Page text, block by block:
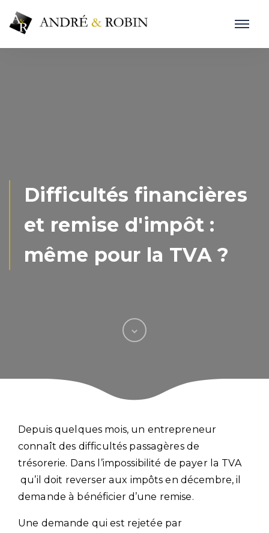
Difficultés financières
et remise d'impôt :
même pour la TVA ?
Depuis quelques mois, un entrepreneur
connaît des difficultés passagères de
trésorerie. Dans l’impossibilité de payer la TVA
qu’il doit reverser aux impôts en décembre, il
demande à bénéficier d’une remise.
Une demande qui est rejetée par